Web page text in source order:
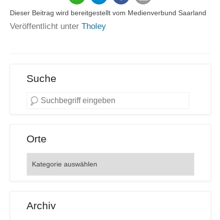
Dieser Beitrag wird bereitgestellt vom Medienverbund Saarland
Veröffentlicht unter Tholey
Suche
Orte
Archiv